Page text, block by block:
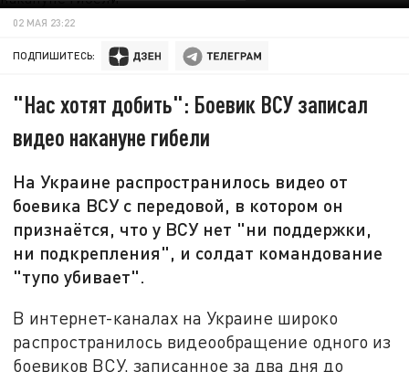
02 МАЯ 23:22
ПОДПИШИТЕСЬ:
"Нас хотят добить": Боевик ВСУ записал
видео накануне гибели
На Украине распространилось видео от
боевика ВСУ с передовой, в котором он
признаётся, что у ВСУ нет "ни поддержки,
ни подкрепления", и солдат командование
"тупо убивает".
В интернет-каналах на Украине широко
распространилось видеообращение одного из
боевиков ВСУ, записанное за два дня до